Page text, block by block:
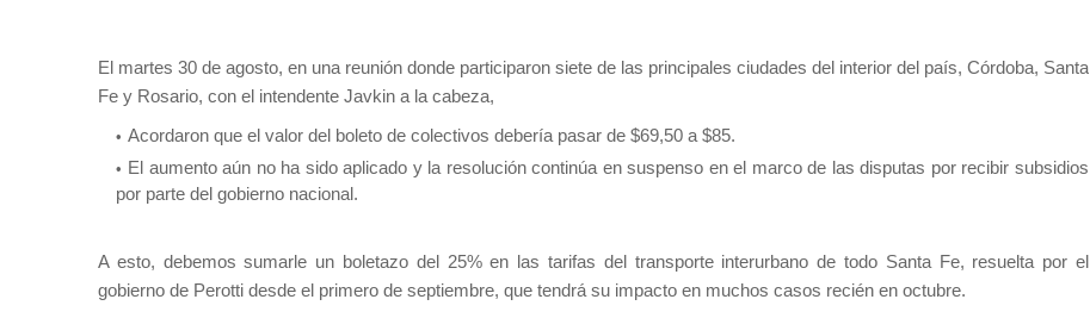
El martes 30 de agosto, en una reunión donde participaron siete de las principales ciudades del interior del país, Córdoba, Santa
Fe y Rosario, con el intendente Javkin a la cabeza,
Acordaron que el valor del boleto de colectivos debería pasar de $69,50 a $85.
El aumento aún no ha sido aplicado y la resolución continúa en suspenso en el marco de las disputas por recibir subsidios
por parte del gobierno nacional.
A esto, debemos sumarle un boletazo del 25% en las tarifas del transporte interurbano de todo Santa Fe, resuelta por el
gobierno de Perotti desde el primero de septiembre, que tendrá su impacto en muchos casos recién en octubre.